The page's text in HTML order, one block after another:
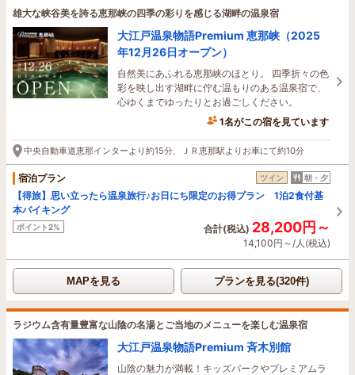
雄大な峡谷美を誇る恵那峡の四季の彩りを感じる湖畔の温泉宿
大江戸温泉物語Premium 恵那峡（2025
年12月26日オープン）
自然美にあふれる恵那峡のほとり。 四季折々の色
彩を映し出す湖畔に佇む温もりのある温泉宿で、
心ゆくまでゆったりとお過ごしください。
1名がこの宿を見ています
2時間前に予約されました
中央自動車道恵那インターより約15分、ＪＲ恵那駅よりお車にて約10分
宿泊プラン ツイン 朝・夕
【得旅】思い立ったら温泉旅行♪お日にち限定のお得プラン 1泊2食付基
本バイキング
ポイント2% 合計(税込) 28,200円～
14,100円～/人(税込)
MAPを見る プランを見る(320件)
ラジウム含有量豊富な山陰の名湯とご当地のメニューを楽しむ温泉宿
大江戸温泉物語Premium 斉木別館
山陰の魅力が満載！キッズパークやプレミアムラ